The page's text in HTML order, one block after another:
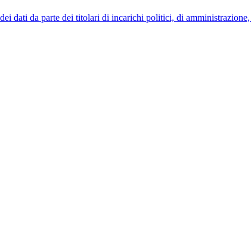
dati da parte dei titolari di incarichi politici, di